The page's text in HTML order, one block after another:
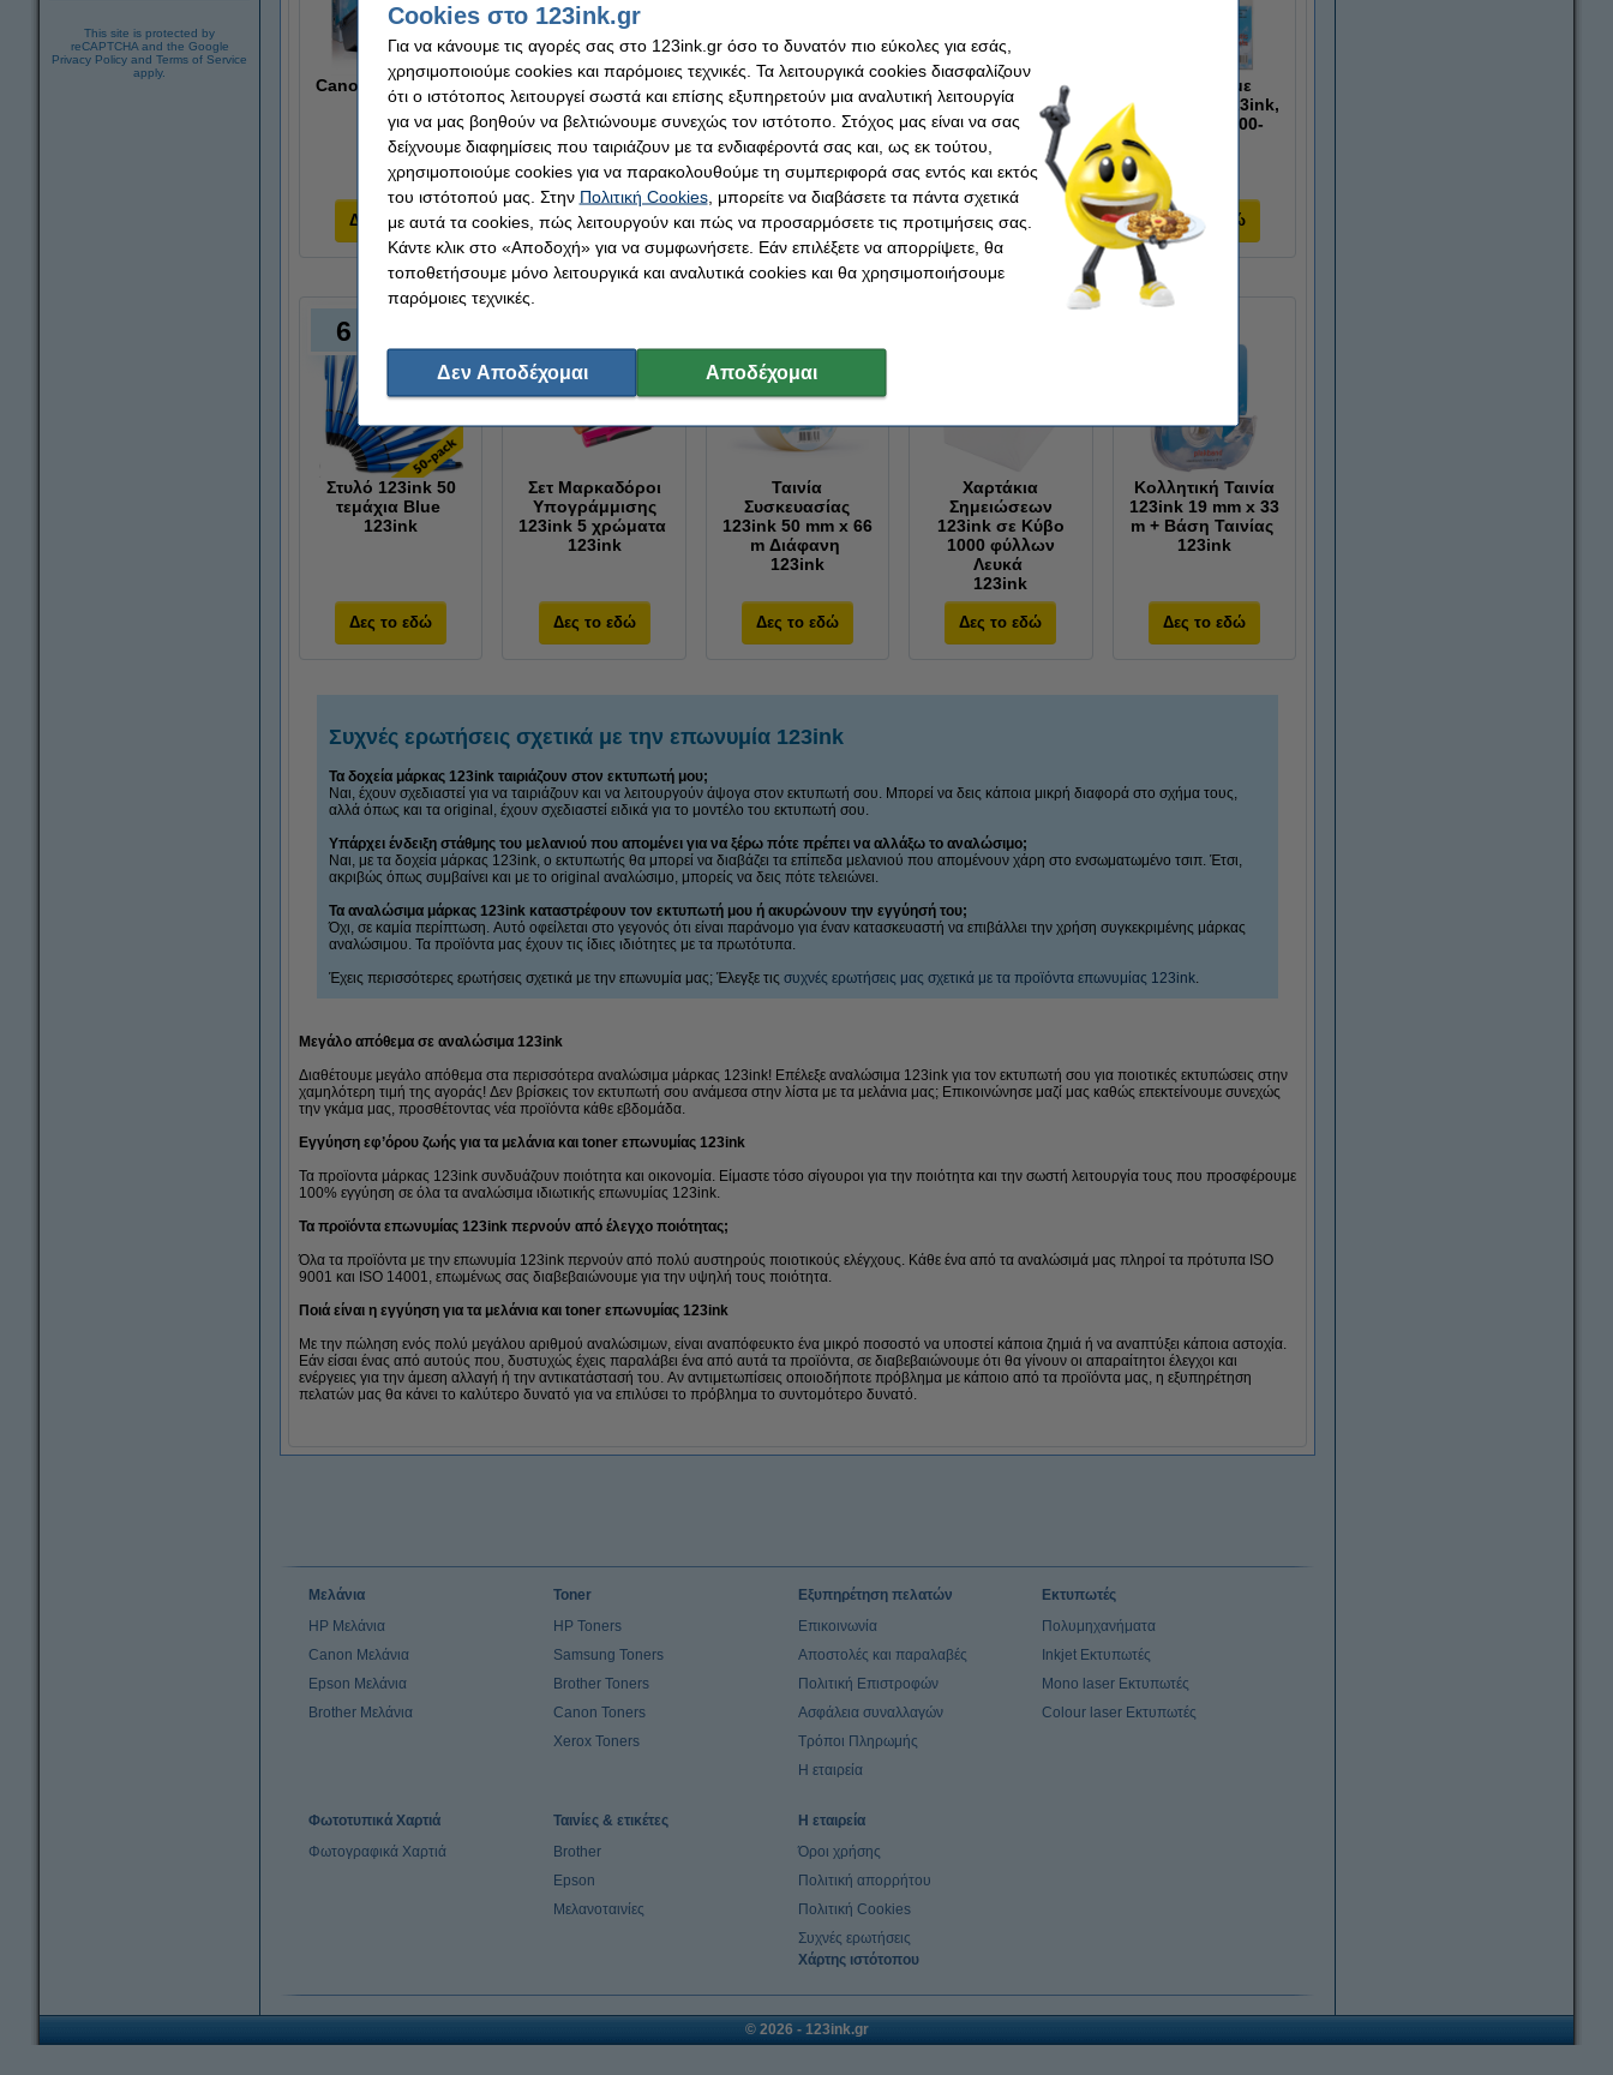
This site is protected by
reCAPTCHA and the Google
Privacy Policy and Terms of Service
apply.
Canon PG-545/CL-
546
2-pack
123ink
Δες το εδώ
Συμβατό Μελάνι
Canon PG-540L /
CL-541XL 2-pack
123ink
Δες το εδώ
Η έκδοση 123ink
αντικαθιστά το
Toner Brother TN-
2420 High
Capacity Black
123ink
Δες το εδώ
Η έκδοση 123ink
αντικαθιστά το HP
305 Black &
Colour
2-pack
123ink
Δες το εδώ
Ζελατίνα με
Τρύπες Α4 123ink,
30 micron 100-
Δες το εδώ
6
Στυλό 123ink 50
τεμάχια Blue
123ink
Δες το εδώ
Σετ Μαρκαδόροι
Υπογράμμισης
123ink 5 χρώματα
123ink
Δες το εδώ
Ταινία
Συσκευασίας
123ink 50 mm x 66
m Διάφανη
123ink
Δες το εδώ
Χαρτάκια
Σημειώσεων
123ink σε Κύβο
1000 φύλλων
Λευκά
123ink
Δες το εδώ
Κολλητική Ταινία
123ink 19 mm x 33
m + Βάση Ταινίας
123ink
Δες το εδώ
Συχνές ερωτήσεις σχετικά με την επωνυμία 123ink
Τα δοχεία μάρκας 123ink ταιριάζουν στον εκτυπωτή μου;
Ναι, έχουν σχεδιαστεί για να ταιριάζουν και να λειτουργούν άψογα στον εκτυπωτή σου. Μπορεί να δεις κάποια μικρή διαφορά στο σχήμα τους,
αλλά όπως και τα original, έχουν σχεδιαστεί ειδικά για το μοντέλο του εκτυπωτή σου.
Υπάρχει ένδειξη στάθμης του μελανιού που απομένει για να ξέρω πότε πρέπει να αλλάξω το αναλώσιμο;
Ναι, με τα δοχεία μάρκας 123ink, ο εκτυπωτής θα μπορεί να διαβάζει τα επίπεδα μελανιού που απομένουν χάρη στο ενσωματωμένο τσιπ. Έτσι,
ακριβώς όπως συμβαίνει και με το original αναλώσιμο, μπορείς να δεις πότε τελειώνει.
Τα αναλώσιμα μάρκας 123ink καταστρέφουν τον εκτυπωτή μου ή ακυρώνουν την εγγύησή του;
Όχι, σε καμία περίπτωση. Αυτό οφείλεται στο γεγονός ότι είναι παράνομο για έναν κατασκευαστή να επιβάλλει την χρήση συγκεκριμένης μάρκας
αναλώσιμου. Τα προϊόντα μας έχουν τις ίδιες ιδιότητες με τα πρωτότυπα.
Έχεις περισσότερες ερωτήσεις σχετικά με την επωνυμία μας; Έλεγξε τις συχνές ερωτήσεις μας σχετικά με τα προϊόντα επωνυμίας 123ink.
Μεγάλο απόθεμα σε αναλώσιμα 123ink
Διαθέτουμε μεγάλο απόθεμα στα περισσότερα αναλώσιμα μάρκας 123ink! Επέλεξε αναλώσιμα 123ink για τον εκτυπωτή σου για ποιοτικές εκτυπώσεις στην
χαμηλότερη τιμή της αγοράς! Δεν βρίσκεις τον εκτυπωτή σου ανάμεσα στην λίστα με τα μελάνια μας; Επικοινώνησε μαζί μας καθώς επεκτείνουμε συνεχώς
την γκάμα μας, προσθέτοντας νέα προϊόντα κάθε εβδομάδα.
Εγγύηση εφ’όρου ζωής για τα μελάνια και toner επωνυμίας 123ink
Τα προϊοντα μάρκας 123ink συνδυάζουν ποιότητα και οικονομία. Είμαστε τόσο σίγουροι για την ποιότητα και την σωστή λειτουργία τους που προσφέρουμε
100% εγγύηση σε όλα τα αναλώσιμα ιδιωτικής επωνυμίας 123ink.
Τα προϊόντα επωνυμίας 123ink περνούν από έλεγχο ποιότητας;
Όλα τα προϊόντα με την επωνυμία 123ink περνούν από πολύ αυστηρούς ποιοτικούς ελέγχους. Κάθε ένα από τα αναλώσιμά μας πληροί τα πρότυπα ISO
9001 και ISO 14001, επωμένως σας διαβεβαιώνουμε για την υψηλή τους ποιότητα.
Ποιά είναι η εγγύηση για τα μελάνια και toner επωνυμίας 123ink
Με την πώληση ενός πολύ μεγάλου αριθμού αναλώσιμων, είναι αναπόφευκτο ένα μικρό ποσοστό να υποστεί κάποια ζημιά ή να αναπτύξει κάποια αστοχία.
Εάν είσαι ένας από αυτούς που, δυστυχώς έχεις παραλάβει ένα από αυτά τα προϊόντα, σε διαβεβαιώνουμε ότι θα γίνουν οι απαραίτητοι έλεγχοι και
ενέργειες για την άμεση αλλαγή ή την αντικατάστασή του. Αν αντιμετωπίσεις οποιοδήποτε πρόβλημα με κάποιο από τα προϊόντα μας, η εξυπηρέτηση
πελατών μας θα κάνει το καλύτερο δυνατό για να επιλύσει το πρόβλημα το συντομότερο δυνατό.
Μελάνια
HP Μελάνια
Canon Μελάνια
Epson Μελάνια
Brother Μελάνια
Toner
HP Toners
Samsung Toners
Brother Toners
Canon Toners
Xerox Toners
Εξυπηρέτηση πελατών
Επικοινωνία
Αποστολές και παραλαβές
Πολιτική Επιστροφών
Ασφάλεια συναλλαγών
Τρόποι Πληρωμής
Η εταιρεία
Εκτυπωτές
Πολυμηχανήματα
Inkjet Εκτυπωτές
Mono laser Εκτυπωτές
Colour laser Εκτυπωτές
Φωτοτυπικά Χαρτιά
Φωτογραφικά Χαρτιά
Ταινίες & ετικέτες
Brother
Epson
Μελανοταινίες
Η εταιρεία
Όροι χρήσης
Πολιτική απορρήτου
Πολιτική Cookies
Συχνές ερωτήσεις
Χάρτης ιστότοπου
© 2026 - 123ink.gr
Cookies στο 123ink.gr
Για να κάνουμε τις αγορές σας στο 123ink.gr όσο το δυνατόν πιο εύκολες για εσάς,
χρησιμοποιούμε cookies και παρόμοιες τεχνικές. Τα λειτουργικά cookies διασφαλίζουν
ότι ο ιστότοπος λειτουργεί σωστά και επίσης εξυπηρετούν μια αναλυτική λειτουργία
για να μας βοηθούν να βελτιώνουμε συνεχώς τον ιστότοπο. Στόχος μας είναι να σας
δείχνουμε διαφημίσεις που ταιριάζουν με τα ενδιαφέροντά σας και, ως εκ τούτου,
χρησιμοποιούμε cookies για να παρακολουθούμε τη συμπεριφορά σας εντός και εκτός
του ιστότοπού μας. Στην Πολιτική Cookies, μπορείτε να διαβάσετε τα πάντα σχετικά
με αυτά τα cookies, πώς λειτουργούν και πώς να προσαρμόσετε τις προτιμήσεις σας.
Κάντε κλικ στο «Αποδοχή» για να συμφωνήσετε. Εάν επιλέξετε να απορρίψετε, θα
τοποθετήσουμε μόνο λειτουργικά και αναλυτικά cookies και θα χρησιμοποιήσουμε
παρόμοιες τεχνικές.
Δεν Αποδέχομαι Αποδέχομαι